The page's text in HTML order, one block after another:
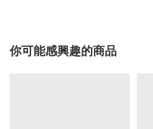
你可能感興趣的商品